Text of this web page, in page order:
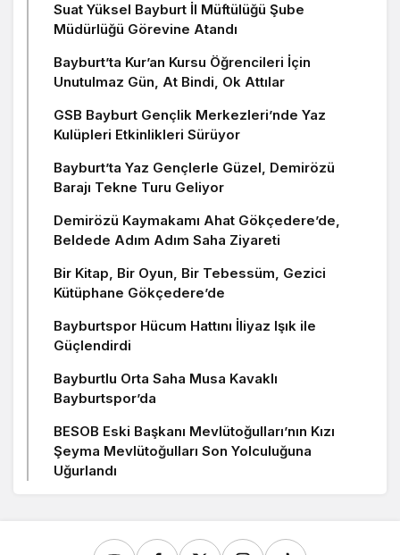
Suat Yüksel Bayburt İl Müftülüğü Şube
Müdürlüğü Görevine Atandı
Bayburt’ta Kur’an Kursu Öğrencileri İçin
Unutulmaz Gün, At Bindi, Ok Attılar
GSB Bayburt Gençlik Merkezleri’nde Yaz
Kulüpleri Etkinlikleri Sürüyor
Bayburt’ta Yaz Gençlerle Güzel, Demirözü
Barajı Tekne Turu Geliyor
Demirözü Kaymakamı Ahat Gökçedere’de,
Beldede Adım Adım Saha Ziyareti
Bir Kitap, Bir Oyun, Bir Tebessüm, Gezici
Kütüphane Gökçedere’de
Bayburtspor Hücum Hattını İliyaz Işık ile
Güçlendirdi
Bayburtlu Orta Saha Musa Kavaklı
Bayburtspor’da
BESOB Eski Başkanı Mevlütoğulları’nın Kızı
Şeyma Mevlütoğulları Son Yolculuğuna
Uğurlandı